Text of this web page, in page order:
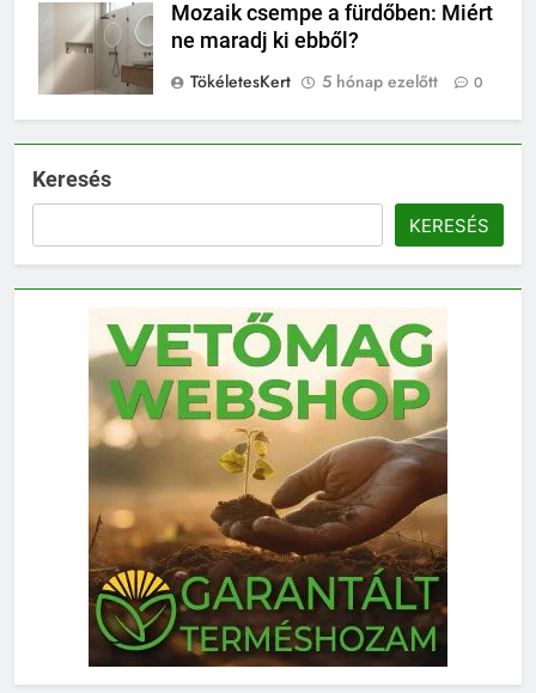
Mozaik csempe a fürdőben: Miért
ne maradj ki ebből?
TökéletesKert
5 hónap ezelőtt 0
Keresés
KERESÉS